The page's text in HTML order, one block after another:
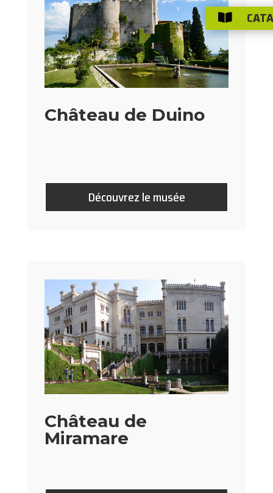
Château de Duino
Découvrez le musée
Château de
Miramare
